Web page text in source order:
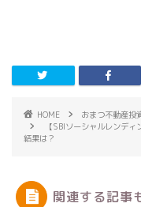
HOME
おまつ不動産投
【SBIソーシャルレンデ
結果は？
関連する記事